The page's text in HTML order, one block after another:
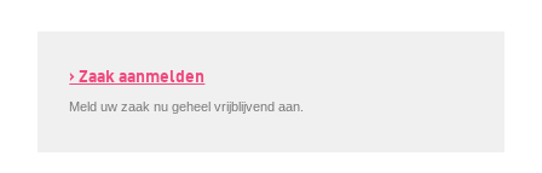
› Zaak aanmelden
Meld uw zaak nu geheel vrijblijvend aan.